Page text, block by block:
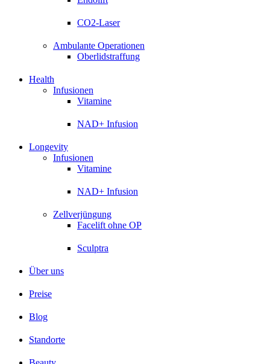
CO2-Laser
Ambulante Operationen
Oberlidstraffung
Health
Infusionen
Vitamine
NAD+ Infusion
Longevity
Infusionen
Vitamine
NAD+ Infusion
Zellverjüngung
Facelift ohne OP
Sculptra
Über uns
Preise
Blog
Standorte